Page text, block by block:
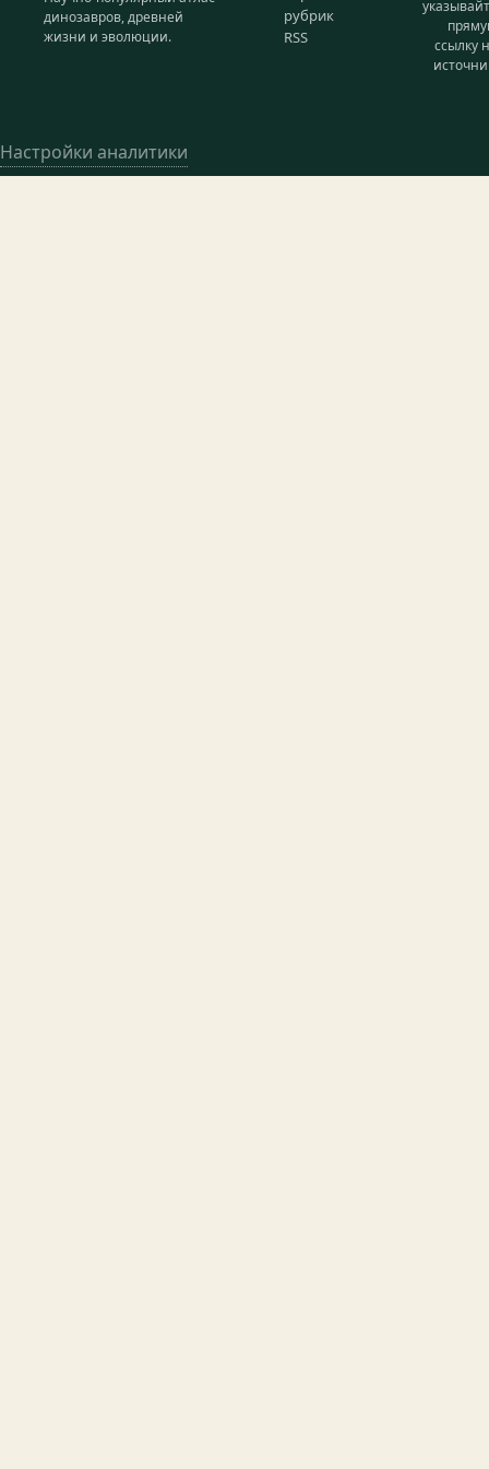
динозавров, древней
жизни и эволюции.
рубрик
RSS
ссылку
Настройки аналитики